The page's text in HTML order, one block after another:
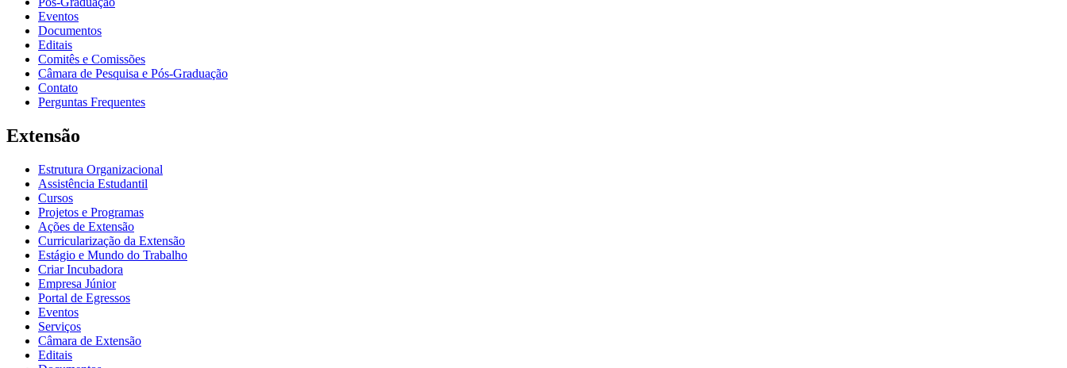
Eventos
Documentos
Editais
Comitês e Comissões
Câmara de Pesquisa e Pós-Graduação
Contato
Perguntas Frequentes
Extensão
Estrutura Organizacional
Assistência Estudantil
Cursos
Projetos e Programas
Ações de Extensão
Curricularização da Extensão
Estágio e Mundo do Trabalho
Criar Incubadora
Empresa Júnior
Portal de Egressos
Eventos
Serviços
Câmara de Extensão
Editais